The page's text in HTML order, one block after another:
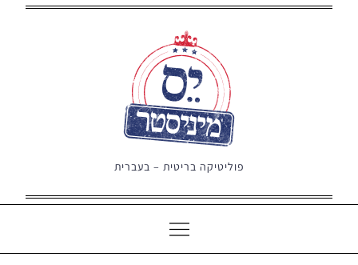
פוליטיקה בריטית – בעברית